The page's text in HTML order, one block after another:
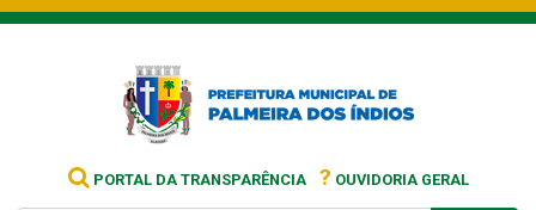
PORTAL DA TRANSPARÊNCIA ? OUVIDORIA GERAL